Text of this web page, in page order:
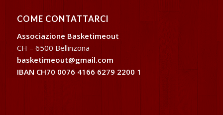
COME CONTATTARCI
Associazione Basketimeout
CH – 6500 Bellinzona
basketimeout@gmail.com
IBAN CH70 0076 4166 6279 2200 1